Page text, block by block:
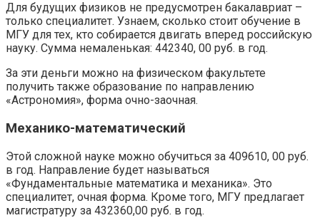
Для будущих физиков не предусмотрен бакалавриат –
только специалитет. Узнаем, сколько стоит обучение в
МГУ для тех, кто собирается двигать вперед российскую
науку. Сумма немаленькая: 442340, 00 руб. в год.
За эти деньги можно на физическом факультете
получить также образование по направлению
«Астрономия», форма очно-заочная.
Механико-математический
Этой сложной науке можно обучиться за 409610, 00 руб.
в год. Направление будет называться
«Фундаментальные математика и механика». Это
специалитет, очная форма. Кроме того, МГУ предлагает
магистратуру за 432360,00 руб. в год.